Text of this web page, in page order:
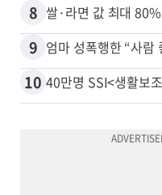
8
9
10